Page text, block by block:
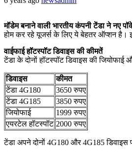
मॉडेम बनाने वाली भारतीय कंपनी टेंडा ने नए
होम कर रहे यूजर्स के लिए ये बेहतर ऑप्शन है।
वाईफाई हॉटस्पॉट डिवाइस की कीमतें
टेंडा के दोनों हॉटस्पॉट डिवाइस की
डिवाइस
कीमत
टेंडा 4G180
3650 रुपए
टेंडा 4G185
3850 रुपए
जियोफाई
1999 रुपए
एयरटेल हॉटस्पॉट 2000 रुपए
टेंडा अपने दोनों 4G180 और 4G185 डिवाइस